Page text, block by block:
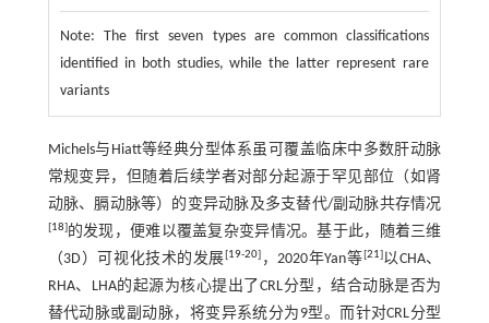
Note: The first seven types are common classifications
identified in both studies, while the latter represent rare
variants
Michels与Hiatt等经典分型体系虽可覆盖临床中多数肝动脉
常规变异，但随着后续学者对部分起源于罕见部位（如肾
动脉、膈动脉等）的变异动脉及多支替代/副动脉共存情况
[18]的发现，便难以覆盖复杂变异情况。基于此，随着三维
（3D）可视化技术的发展[19-20] ，2020年Yan等[21]以CHA、
RHA、LHA的起源为核心提出了CRL分型，结合动脉是否为
替代动脉或副动脉，将变异系统分为9型。而针对CRL分型